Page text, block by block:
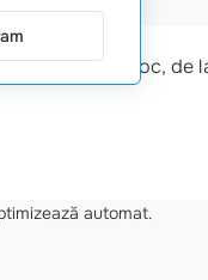
într-un singur loc, de
automat.